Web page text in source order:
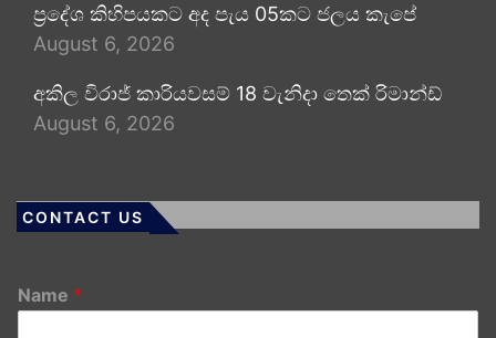
ප්‍රදේශ කිහිපයකට අද පැය 05කට ජලය කැපේ
August 6, 2026
අකිල විරාජ් කාරියවසම් 18 වැනිදා තෙක් රිමාන්ඩ්
August 6, 2026
CONTACT US
Name *